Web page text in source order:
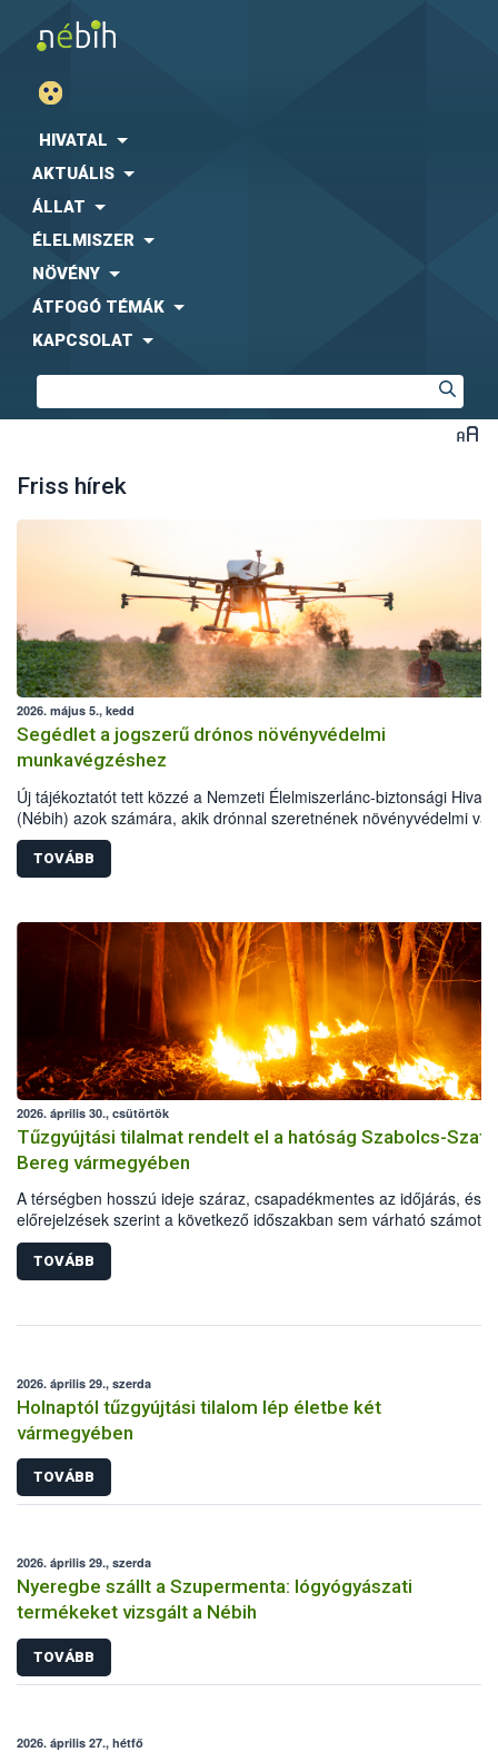
HIVATAL
AKTUÁLIS
ÁLLAT
ÉLELMISZER
NÖVÉNY
ÁTFOGÓ TÉMÁK
KAPCSOLAT
Friss hírek
2026. május 5., kedd
Segédlet a jogszerű drónos növényvédelmi
munkavégzéshez
Új tájékoztatót tett közzé a Nemzeti Élelmiszerlánc-biztonsági Hivatal
(Nébih) azok számára, akik drónnal szeretnének növényvédelmi
tápanyag-gazdálkodási tevékenységet végezni Magyarországon. Az
összefoglaló részletesen szerepelnek a jogszerű működéshez
szükséges személyi, műszaki és hatósági feltételek.
TOVÁBB
2026. április 30., csütörtök
Tűzgyújtási tilalmat rendelt el a hatóság Szabolcs-
Bereg vármegyében
A térségben hosszú ideje száraz, csapadékmentes az időjárás, és
előrejelzések szerint a következő időszakban sem várható
csapadék. Ugyanakkor a tüzek gyors terjedését, valamint a
további kiszáradását elősegítő szeles idő várható, ezért a Nemzeti
Élelmiszerlánc-biztonsági Hivatal és a Belügyminisztérium Országos
május 1-től Szabolcs-Szatmár-Bereg vármegyében tűzgyújtási
TOVÁBB
2026. április 29., szerda
Holnaptól tűzgyújtási tilalom lép életbe két
vármegyében
TOVÁBB
2026. április 29., szerda
Nyeregbe szállt a Szupermenta: lógyógyászati
termékeket vizsgált a Nébih
TOVÁBB
2026. április 27., hétfő